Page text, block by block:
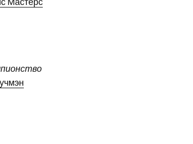
Мастерс